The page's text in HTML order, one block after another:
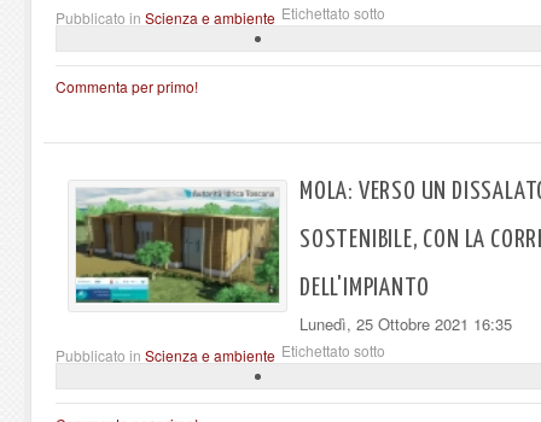
Pubblicato in Scienza e ambiente Etichettato sotto
Commenta per primo!
MOLA: VERSO UN
SOSTENIBILE, CON LA
DELL'IMPIANTO
Lunedì, 25 Ottobre 2021 16:35
Pubblicato in Scienza e ambiente Etichettato sotto